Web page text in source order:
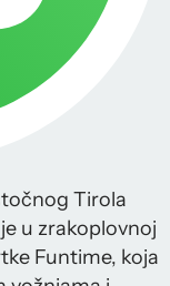
Tirola
u zrakoplovnoj
Funtime, koja